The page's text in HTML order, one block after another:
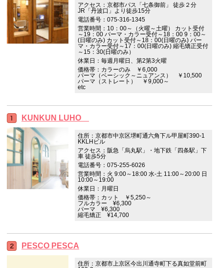
アクセス：京都市パス「七条御前」 徒歩２分
JR「丹波口」より徒歩15分
電話番号：075-316-1345
営業時間：10：00～（火曜～土曜） カット受付
～19：00 パーマ・カラー受付～18：00 9：00～
(日曜のみ) カット受付～18：00(日曜のみ) パー
マ・カラー受付～17：00(日曜のみ) 縮毛矯正受付
～15：30(日曜のみ）
休業日：毎週月曜日、第2第3火曜
価格帯：カラーのみ ￥6,000
パーマ（ベーシック～ニュアンス） ￥10,500
パーマ（ストレート） ￥9,000～
etc
KUNKUN LUHO
住所：京都市中京区堺町通六角下ル甲屋町390-1
KKLHビル
アクセス：阪急「烏丸駅」・地下鉄「四条駅」下
車 徒歩5分
電話番号：075-255-6026
営業時間：火 9:00～18:00 水-土 11:00～20:00 日
10:00～19:00
休業日：月曜日
価格帯：カット ￥5,250～
フルカラー ¥6,300
パーマ ¥6,300
縮毛矯正 ¥14,700
PESCO PESCA
住所：京都市上京区今出川通寺町下る真如堂前町